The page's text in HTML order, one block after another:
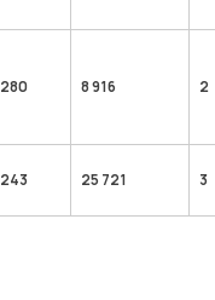
280 8 916 2
243 25 721 3